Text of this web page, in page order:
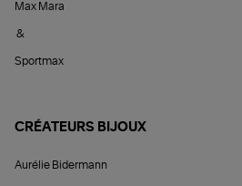
Max Mara
&
Sportmax
CRÉATEURS BIJOUX
Aurélie Bidermann